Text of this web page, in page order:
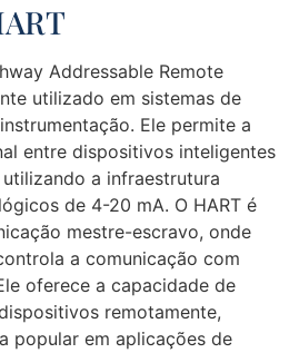
Addressable Remote
utilizado em sistemas de
Ele permite a
entre dispositivos inteligentes
a infraestrutura
de 4-20 mA. O HART é
mestre-escravo, onde
a comunicação com
oferece a capacidade de
remotamente,
popular em aplicações de